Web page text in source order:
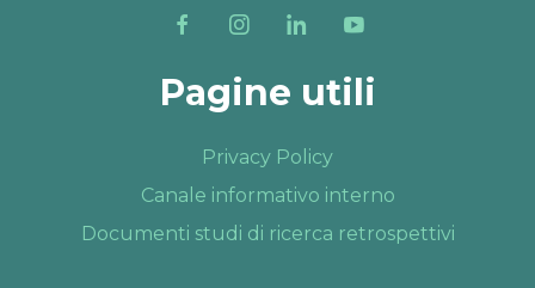
Pagine utili
Privacy Policy
Canale informativo interno
Documenti studi di ricerca retrospettivi